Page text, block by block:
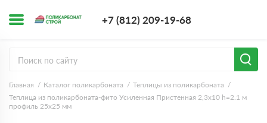
+7 (812) 209-19-68
Главная Каталог поликарбоната
Теплицы из поликарбоната
Теплица из поликарбоната-фито Усиленная Пристенная 2,3х10 h=2.1 м
профиль 25х25 мм